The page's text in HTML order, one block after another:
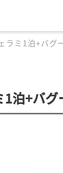
ラミ1泊+バグ
泊+バグ